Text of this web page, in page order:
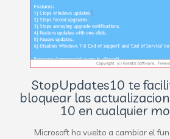
StopUpdates10 te
bloquear las
10 en cualquier
Microsoft ha vuelto a cambiar el